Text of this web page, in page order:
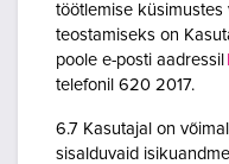
töötlemise
teostamiseks on
poole e-posti aadressil
telefonil 620 2017.
6.7 Kasutajal on
sisalduvaid